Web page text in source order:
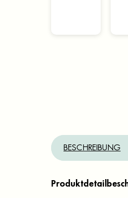
BESCHREIBUNG